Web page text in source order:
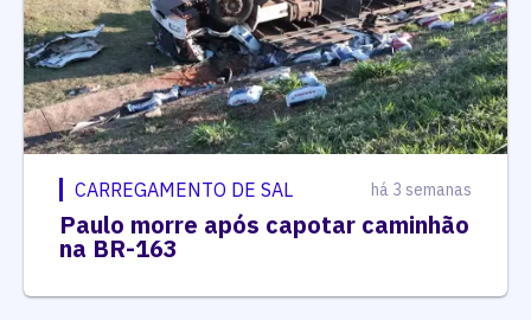
CARREGAMENTO DE SAL há 3 semanas
Paulo morre após capotar caminhão
na BR-163